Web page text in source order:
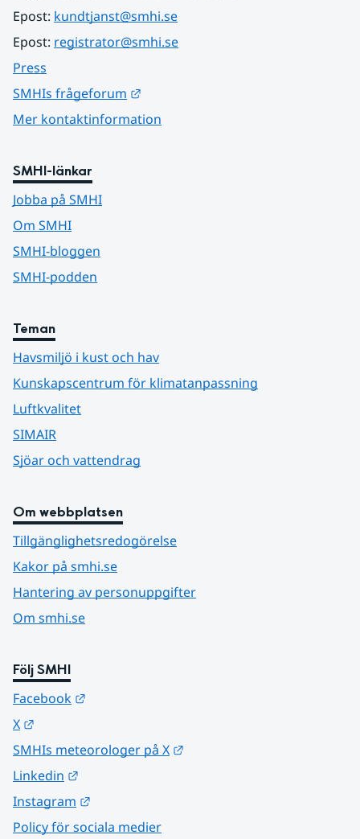
Epost: kundtjanst@smhi.se
Epost: registrator@smhi.se
Press
SMHIs frågeforum
Mer kontaktinformation
SMHI-länkar
Jobba på SMHI
Om SMHI
SMHI-bloggen
SMHI-podden
Teman
Havsmiljö i kust och hav
Kunskapscentrum för klimatanpassning
Luftkvalitet
SIMAIR
Sjöar och vattendrag
Om webbplatsen
Tillgänglighetsredogörelse
Kakor på smhi.se
Hantering av personuppgifter
Om smhi.se
Följ SMHI
Facebook
X
SMHIs meteorologer på X
Linkedin
Instagram
Policy för sociala medier